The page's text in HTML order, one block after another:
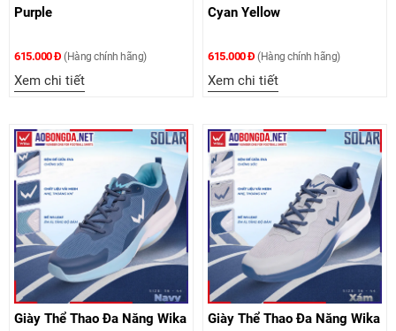
Purple
615.000 Đ (Hàng chính hãng)
Xem chi tiết
Cyan Yellow
615.000 Đ (Hàng chính hãng)
Xem chi tiết
Giày Thể Thao Đa Năng Wika
Giày Thể Thao Đa Năng Wika